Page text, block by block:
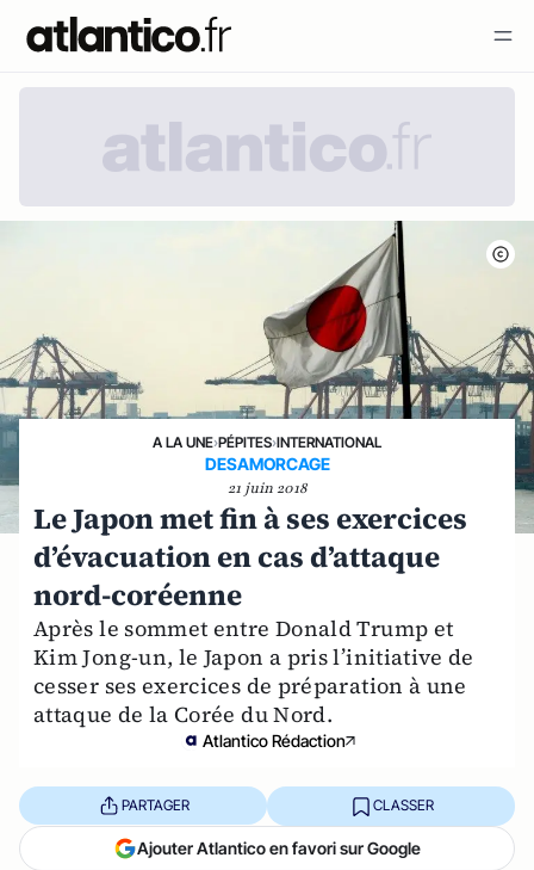
A LA UNE›PÉPITES›INTERNATIONAL
DESAMORCAGE
21 juin 2018
Le Japon met fin à ses exercices
d’évacuation en cas d’attaque
nord-coréenne
Après le sommet entre Donald Trump et
Kim Jong-un, le Japon a pris l’initiative de
cesser ses exercices de préparation à une
attaque de la Corée du Nord.
Atlantico Rédaction
PARTAGER CLASSER
Ajouter Atlantico en favori sur Google